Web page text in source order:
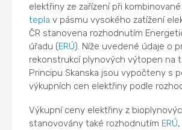
elektřiny ze zařízení při
tepla v pásmu vysokého zatížení
ČR stanovena rozhodnutím
úřadu (ERÚ). Níže uvedené údaje o
rekonstrukcí plynových výtopen na
Principu Skanska jsou vypočteny s
výkupních cen elektřiny podle
Výkupní ceny elektřiny z
stanovovány také rozhodnutím ERÚ